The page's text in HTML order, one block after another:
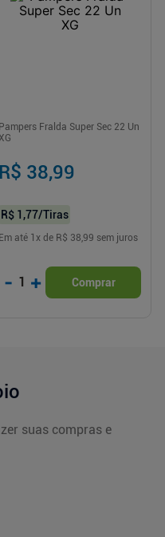
Pampers Fralda Super Sec 22 Un
XG
R$ 38,99
R$ 1,77/Tiras
Em até 1 x de R$ 38,99 sem juros
- 1 + Comprar
suas compras e